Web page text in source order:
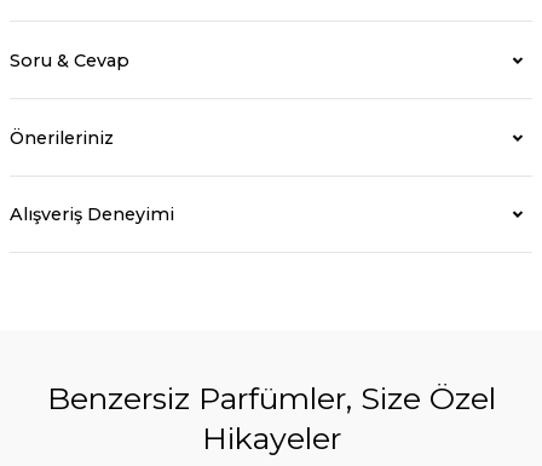
Soru & Cevap
Önerileriniz
Alışveriş Deneyimi
Benzersiz Parfümler, Size Özel
Hikayeler